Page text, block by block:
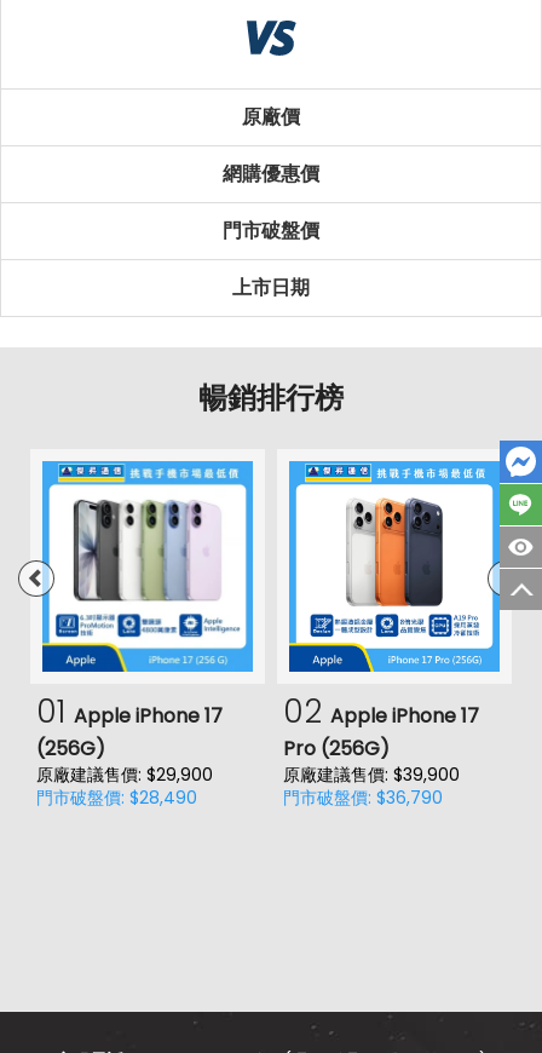
原廠價
網購優惠價
門市破盤價
上市日期
暢銷排行榜
01 Apple iPhone 17
(256G)
原廠建議售價: $29,900
門市破盤價: $28,490
02 Apple iPhone 17
Pro (256G)
原廠建議售價: $39,900
門市破盤價: $36,790